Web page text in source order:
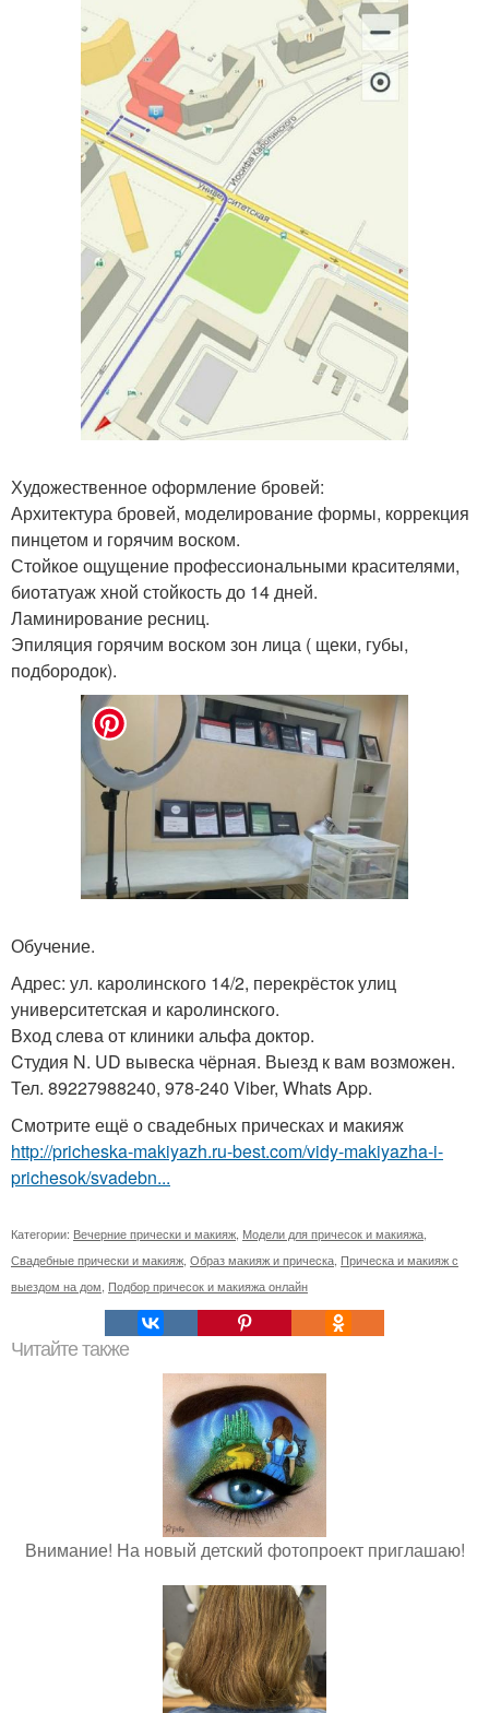
Художественное оформление бровей:
Архитектура бровей, моделирование формы, коррекция
пинцетом и горячим воском.
Стойкое ощущение профессиональными красителями,
биотатуаж хной стойкость до 14 дней.
Ламинирование ресниц.
Эпиляция горячим воском зон лица ( щеки, губы,
подбородок).
Обучение.
Адрес: ул. каролинского 14/2, перекрёсток улиц
университетская и каролинского.
Вход слева от клиники альфа доктор.
Cтудия N. UD вывеска чёрная. Выезд к вам возможен.
Тел. 89227988240, 978-240 Viber, Whats App.
Смотрите ещё о свадебных прическах и макияж
http://pricheska-makiyazh.ru-best.com/vidy-makiyazha-i-
prichesok/svadebn...
Категории: Вечерние прически и макияж Модели для причесок и макияжа
Свадебные прически и макияж Образ макияж и прическа Прическа и макияж с
выездом на дом Подбор причесок и макияжа онлайн
Читайте также
Внимание! На новый детский фотопроект приглашаю!